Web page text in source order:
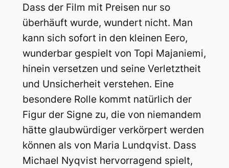
Dass der Film mit Preisen nur so
überhäuft wurde, wundert nicht. Man
kann sich sofort in den kleinen Eero,
wunderbar gespielt von Topi Majaniemi,
hinein versetzen und seine Verletztheit
und Unsicherheit verstehen. Eine
besondere Rolle kommt natürlich der
Figur der Signe zu, die von niemandem
hätte glaubwürdiger verkörpert werden
können als von Maria Lundqvist. Dass
Michael Nyqvist hervorragend spielt,